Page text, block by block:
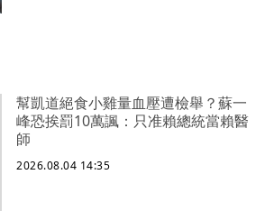
幫凱道絕食小雞量血壓遭檢舉？蘇一
峰恐挨罰10萬諷：只准賴總統當賴醫
師
2026.08.04 14:35